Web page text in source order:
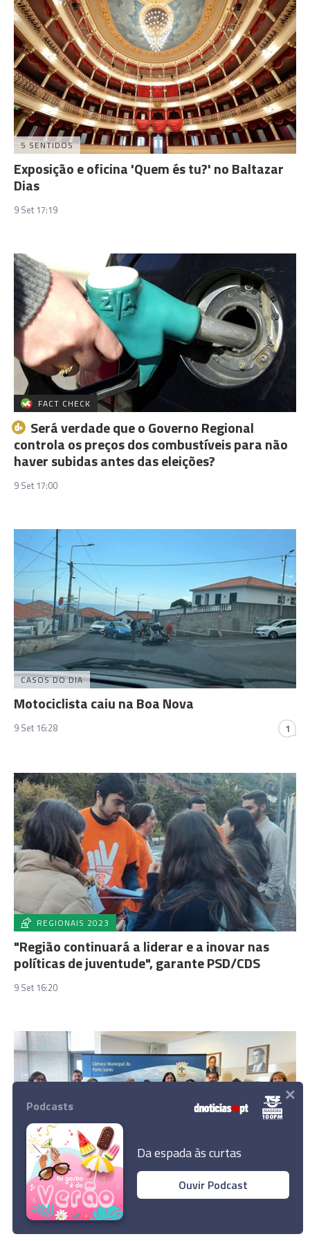
5 SENTIDOS
Exposição e oficina 'Quem és tu?' no Baltazar
Dias
9 Set 17:19
FACT CHECK
Será verdade que o Governo Regional
controla os preços dos combustíveis para não
haver subidas antes das eleições?
9 Set 17:00
CASOS DO DIA
Motociclista caiu na Boa Nova
9 Set 16:28 1
REGIONAIS 2023
"Região continuará a liderar e a inovar nas
políticas de juventude", garante PSD/CDS
9 Set 16:20
MADEIRA
Porto Santo com Equipa Intersectorial da
Violência Doméstica
Podcasts
Da espada às curtas
Ouvir Podcast
×